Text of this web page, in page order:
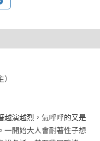
理解，朋友與朋友之
人之間，都有可能因誤
、同理他人，面對衝
器APP「媽爹講故事」主
越演越烈，氣呼呼的又是
一開始大人會耐著性子想